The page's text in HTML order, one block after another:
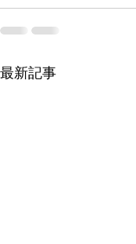
最新記事